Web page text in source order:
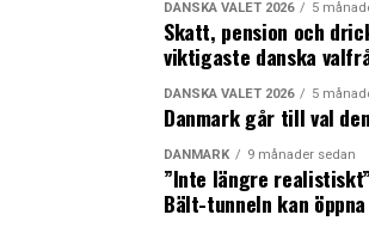
I hela Malmö kommun ökade
med 2,6 procent under 2013.
(Källa: Fastighetsägarna Syd)
Lego har blivit världens största
DANSKA VALET 2026 5
Skatt, pension och
viktigaste danska
DANSKA VALET 2026 5
Danmark går till val
DANMARK 9 månader sedan
”Inte längre
Bält-tunneln kan